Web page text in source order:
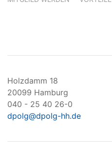
Holzdamm 18
20099 Hamburg
040 - 25 40 26-0
dpolg@dpolg-hh.de